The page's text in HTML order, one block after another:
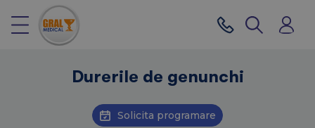
Durerile de genunchi
Solicita programare